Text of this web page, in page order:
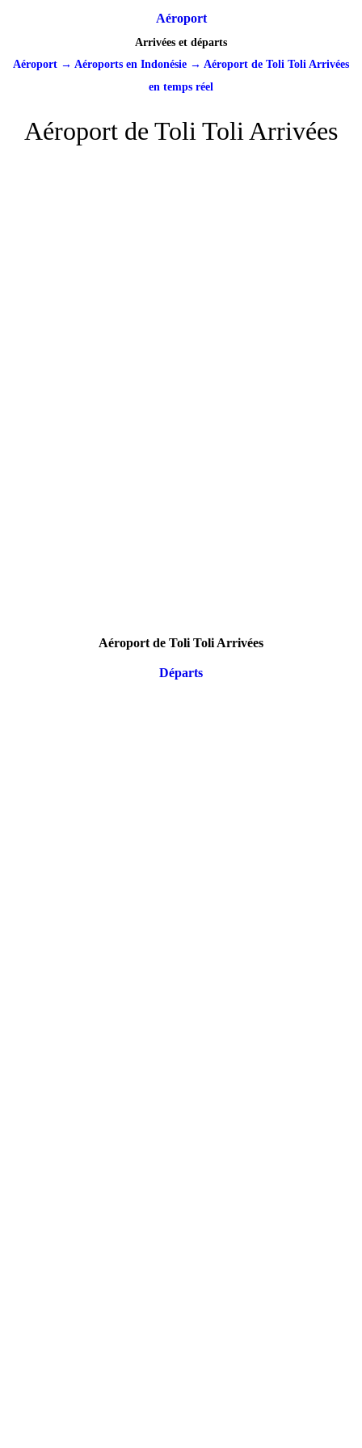
Aéroport
Arrivées et départs
Aéroport → Aéroports en Indonésie → Aéroport de Toli Toli Arrivées
en temps réel
Aéroport de Toli Toli Arrivées
Aéroport de Toli Toli Arrivées
Départs